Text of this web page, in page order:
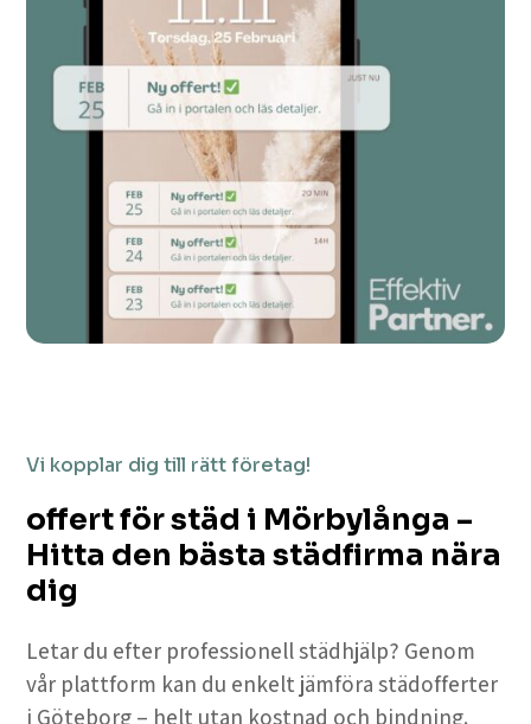
Vi kopplar dig till rätt företag!
offert för städ i Mörbylånga –
Hitta den bästa städfirma nära
dig
Letar du efter professionell städhjälp? Genom
vår plattform kan du enkelt jämföra städofferter
i Göteborg – helt utan kostnad och bindning.